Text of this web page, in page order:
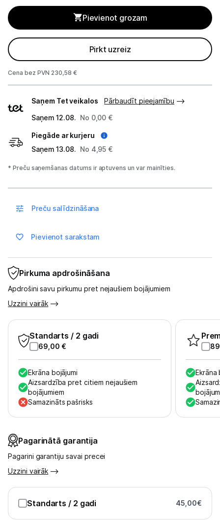
Studijas skaņas aprīkojums
Datortehnika
Sadzīves tehnika
Skaistumkopšana
Piegāde un apmaksa
Tehnikas izvešana
Uzņēmumiem
Tet pakalpojumi
Kontakti
Informācija
Pievienot grozam
Pirkt uzreiz
Cena bez PVN 230,58 €
veidi
Saņem Tet veikalos
Pārbaudīt pieejamību
Saņem 12.08. No 0,00 €
Piegāde ar kurjeru
Saņem 13.08. No 4,95 €
* Preču saņemšanas datums ir aptuvens un var mainīties.
Preču salīdzināšana
Pievienot sarakstam
Pirkuma apdrošināšana
Apdrošini savu pirkumu pret nejaušiem bojājumiem
Uzzini vairāk
Standarts / 2 gadi
69,00 €
Ekrāna bojājumi
Aizsardzība pret citiem nejaušiem
bojājumiem
Samazināts pašrisks
Ekrāna
Pagarinātā garantija
Pagarini garantiju savai precei
Uzzini vairāk
Standarts / 2 gadi 45,00€